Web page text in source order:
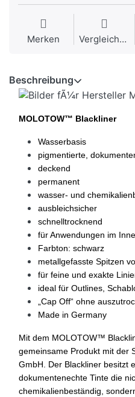
Merken Vergleichen
Beschreibung
MOLOTOW™
Wasserbasis
pigmentierte,
deckend
permanent
wasser- und
ausbleichsicher
schnelltrocknend
für Anwendungen im
Farbton: schwarz
metallgefasste Spitzen
für feine und exakte
ideal für Outlines,
„Cap Off“ ohne
Made in Germany
Mit dem MOLOTOW™
gemeinsame Produkt mit der
GmbH. Der Blackliner besitzt
dokumentenechte Tinte die
chemikalienbeständig,